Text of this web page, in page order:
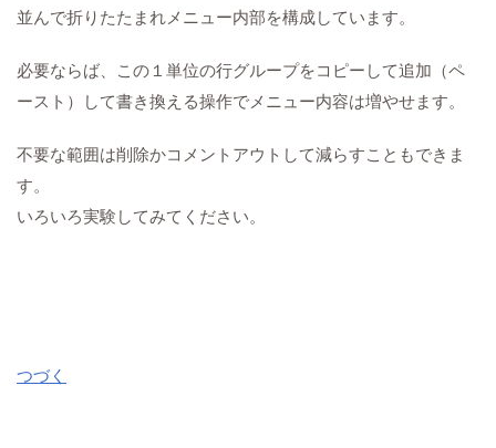
並んで折りたたまれメニュー内部を構成しています。
必要ならば、この１単位の行グループをコピーして追加（ペ
ースト）して書き換える操作でメニュー内容は増やせます。
不要な範囲は削除かコメントアウトして減らすこともできま
す。
いろいろ実験してみてください。
つづく